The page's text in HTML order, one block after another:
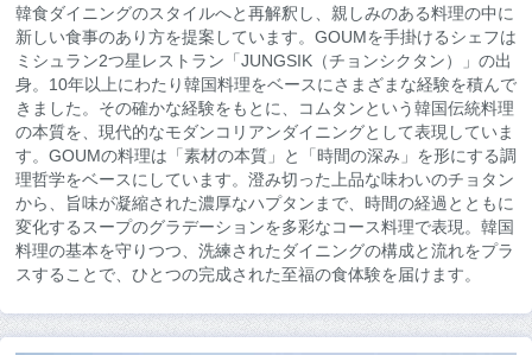
韓食ダイニングのスタイルへと再解釈し、親しみのある料理の中に
新しい食事のあり方を提案しています。GOUMを手掛けるシェフは
ミシュラン2つ星レストラン「JUNGSIK（チョンシクタン）」の出
身。10年以上にわたり韓国料理をベースにさまざまな経験を積んで
きました。その確かな経験をもとに、コムタンという韓国伝統料理
の本質を、現代的なモダンコリアンダイニングとして表現していま
す。GOUMの料理は「素材の本質」と「時間の深み」を形にする調
理哲学をベースにしています。澄み切った上品な味わいのチョタン
から、旨味が凝縮された濃厚なハプタンまで、時間の経過とともに
変化するスープのグラデーションを多彩なコース料理で表現。韓国
料理の基本を守りつつ、洗練されたダイニングの構成と流れをプラ
スすることで、ひとつの完成された至福の食体験を届けます。